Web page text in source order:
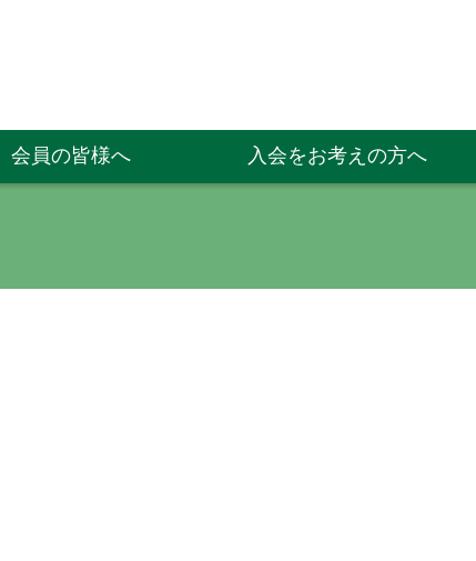
会員の皆様へ 入会をお考えの方へ